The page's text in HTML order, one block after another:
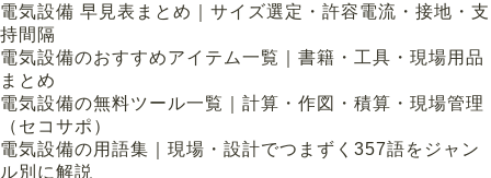
電気設備 早見表まとめ｜サイズ選定・許容電流・接地・支
持間隔
電気設備のおすすめアイテム一覧｜書籍・工具・現場用品
まとめ
電気設備の無料ツール一覧｜計算・作図・積算・現場管理
（セコサポ）
電気設備の用語集｜現場・設計でつまずく357語をジャン
ル別に解説